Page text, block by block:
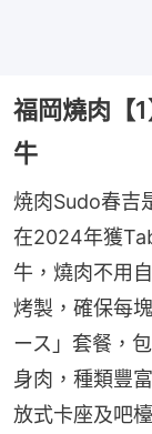
福岡燒肉【
牛
焼肉Sudo春吉
在2024年獲
牛，燒肉不用
烤製，確保每
ース」套餐，
身肉，種類豐
放式卡座及吧